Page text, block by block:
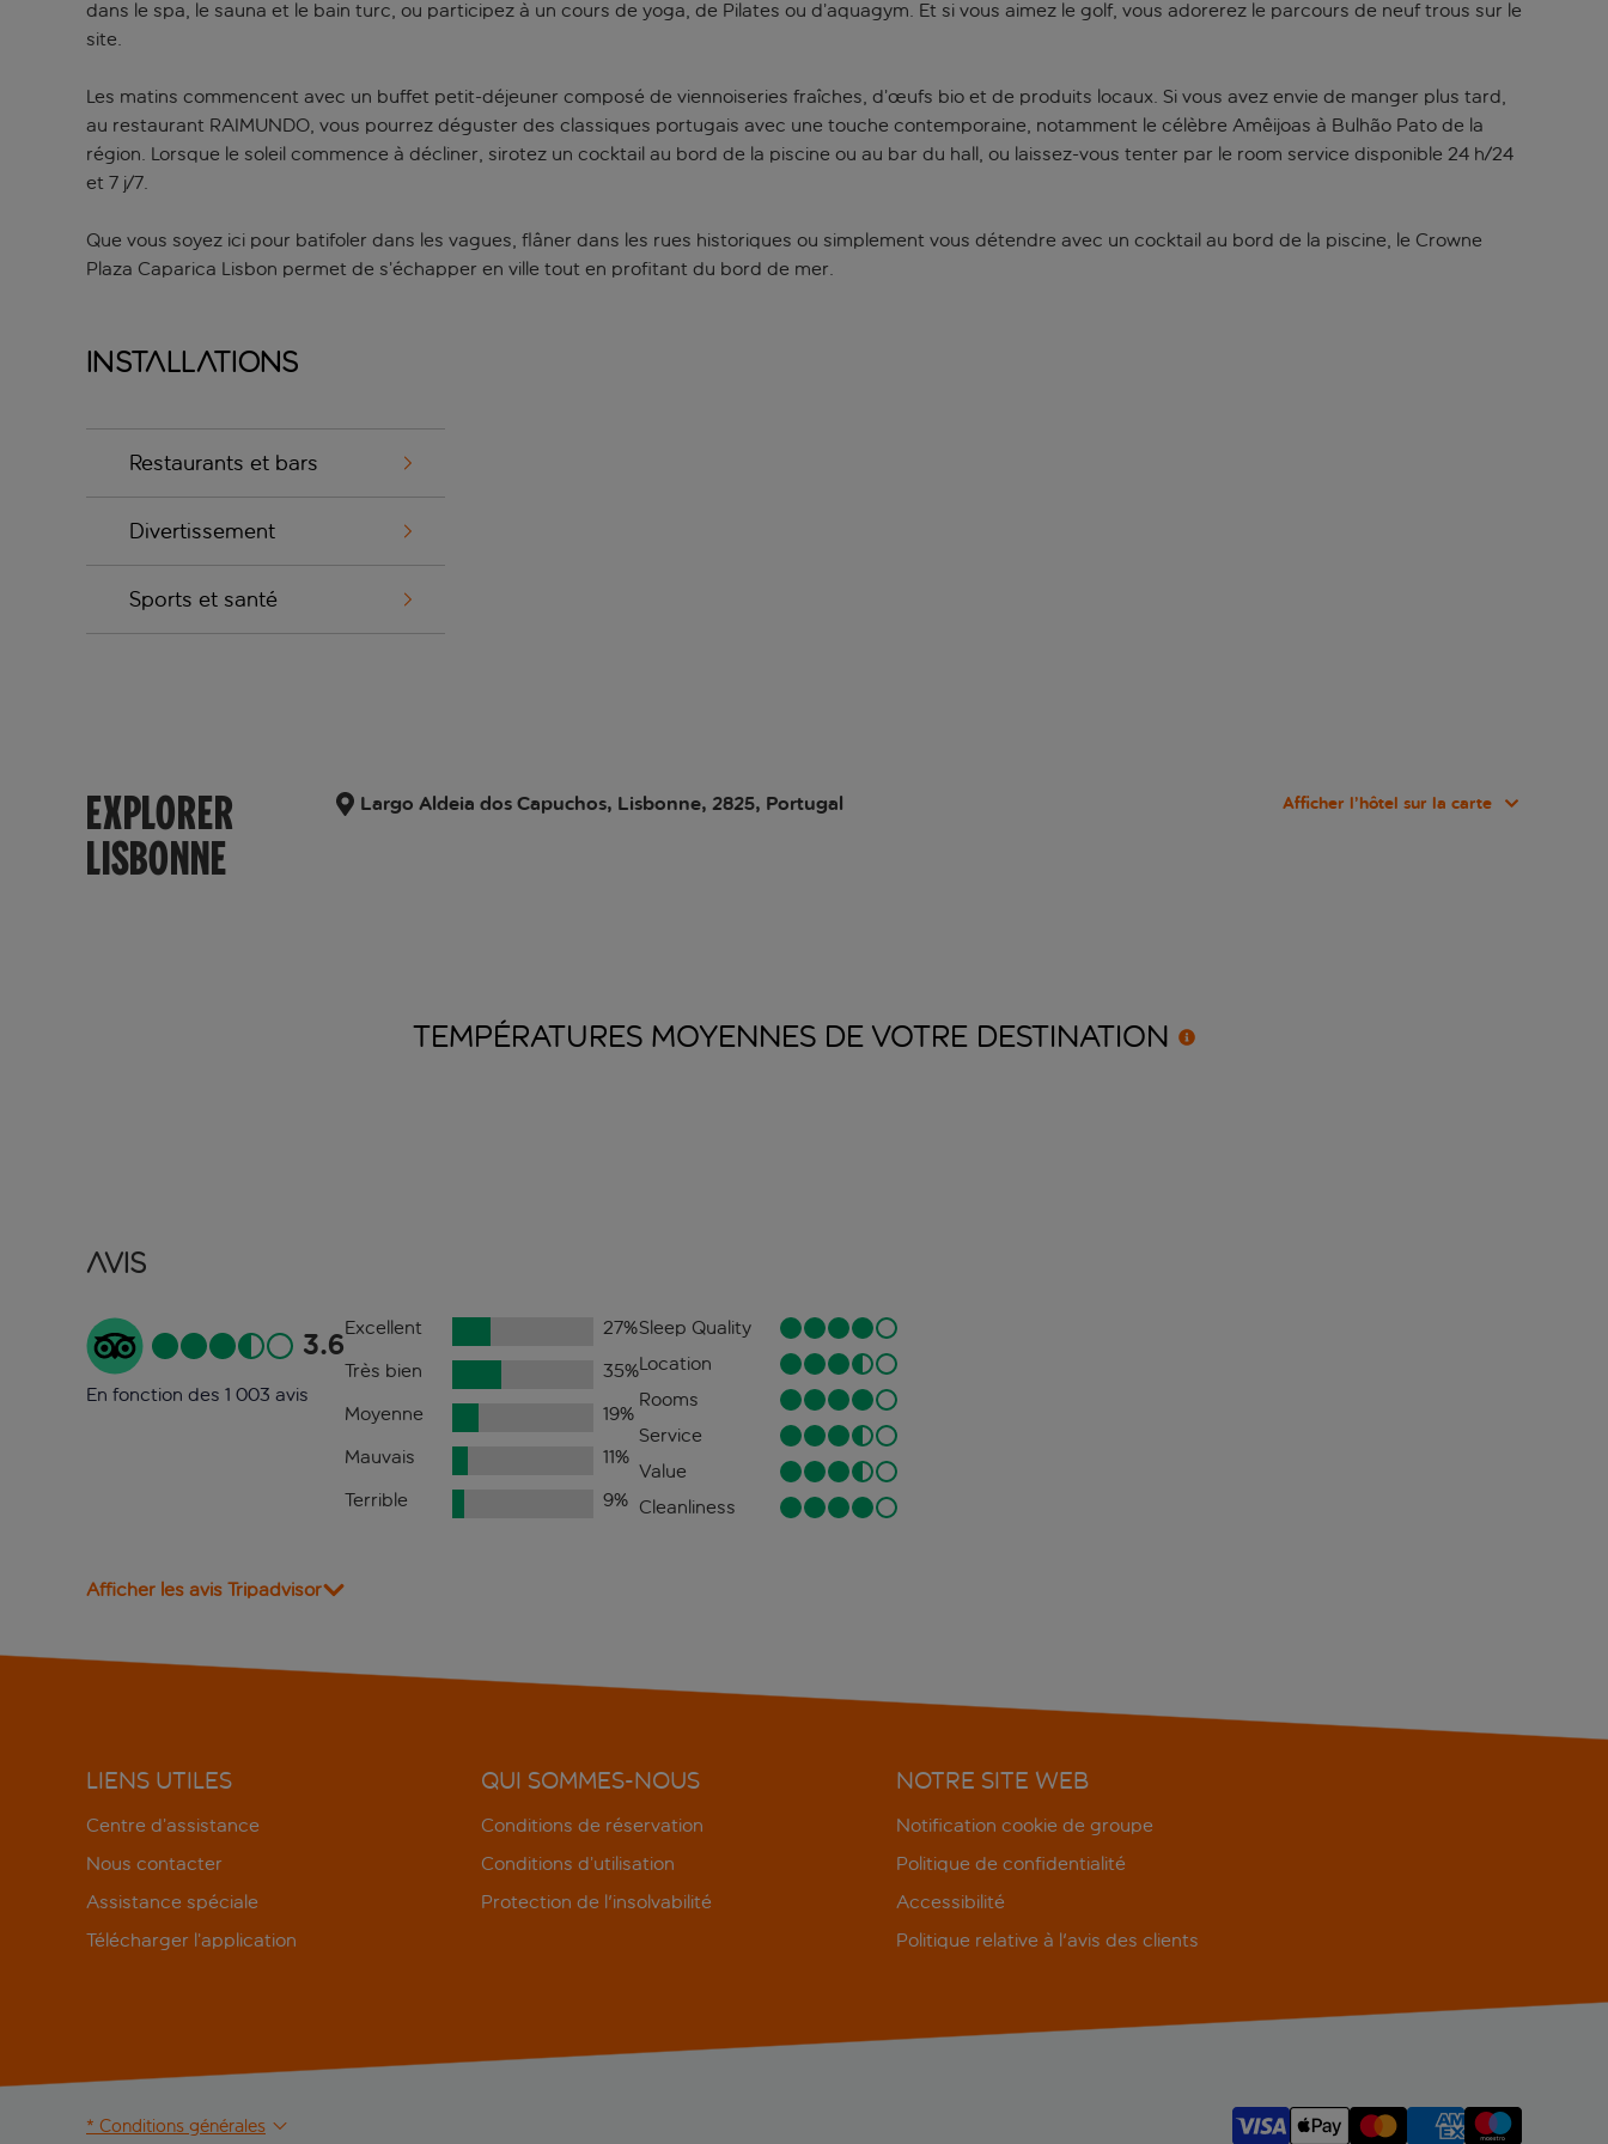
dans le spa, le sauna et le bain turc, ou participez à un cours de yoga, de Pilates ou d’aquagym. Et si vous aimez le golf, vous adorerez le parcours de neuf trous sur le
site.
Les matins commencent avec un buffet petit-déjeuner composé de viennoiseries fraîches, d’œufs bio et de produits locaux. Si vous avez envie de manger plus tard,
au restaurant RAIMUNDO, vous pourrez déguster des classiques portugais avec une touche contemporaine, notamment le célèbre Amêijoas à Bulhão Pato de la
région. Lorsque le soleil commence à décliner, sirotez un cocktail au bord de la piscine ou au bar du hall, ou laissez-vous tenter par le room service disponible 24 h/24
et 7 j/7.
Que vous soyez ici pour batifoler dans les vagues, flâner dans les rues historiques ou simplement vous détendre avec un cocktail au bord de la piscine, le Crowne
Plaza Caparica Lisbon permet de s’échapper en ville tout en profitant du bord de mer.
Installations
Restaurants et bars
Divertissement
Sports et santé
EXPLORER
LISBONNE
Largo Aldeia dos Capuchos, Lisbonne, 2825, Portugal Afficher l’hôtel sur la carte
TEMPÉRATURES MOYENNES DE VOTRE DESTINATION
Avis
3.6
En fonction des 1 003 avis
Excellent 27%
Très bien
35%
Moyenne
19%
Mauvais
11%
Terrible
9%
Sleep Quality
Location
Rooms
Service
Value
Cleanliness
Afficher les avis Tripadvisor
LIENS UTILES
Centre d’assistance
Nous contacter
Assistance spéciale
Télécharger l’application
QUI SOMMES-NOUS
Conditions de réservation
Conditions d’utilisation
Protection de l'insolvabilité
NOTRE SITE WEB
Notification cookie de groupe
Politique de confidentialité
Accessibilité
Politique relative à l'avis des clients
* Conditions générales